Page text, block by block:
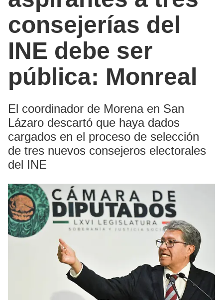
consejerías del
INE debe ser
pública: Monreal
El coordinador de Morena en San
Lázaro descartó que haya dados
cargados en el proceso de selección
de tres nuevos consejeros electorales
del INE